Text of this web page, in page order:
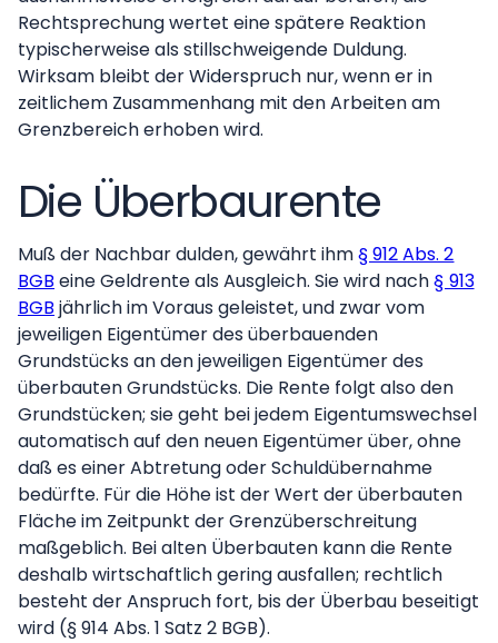
Rechtsprechung wertet eine spätere Reaktion
typischerweise als stillschweigende Duldung.
Wirksam bleibt der Widerspruch nur, wenn er in
zeitlichem Zusammenhang mit den Arbeiten am
Grenzbereich erhoben wird.
Die Überbaurente
Muß der Nachbar dulden, gewährt ihm§ 912 Abs. 2
BGB eine Geldrente als Ausgleich. Sie wird nach§ 913
BGB jährlich im Voraus geleistet, und zwar vom
jeweiligen Eigentümer des überbauenden
Grundstücks an den jeweiligen Eigentümer des
überbauten Grundstücks. Die Rente folgt also den
Grundstücken; sie geht bei jedem Eigentumswechsel
automatisch auf den neuen Eigentümer über, ohne
daß es einer Abtretung oder Schuldübernahme
bedürfte. Für die Höhe ist der Wert der überbauten
Fläche im Zeitpunkt der Grenzüberschreitung
maßgeblich. Bei alten Überbauten kann die Rente
deshalb wirtschaftlich gering ausfallen; rechtlich
besteht der Anspruch fort, bis der Überbau beseitigt
wird (§ 914 Abs. 1 Satz 2 BGB).